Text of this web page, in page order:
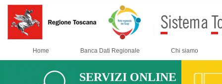
Home Banca Dati Regionale Chi siamo
SERVIZI ONLINE